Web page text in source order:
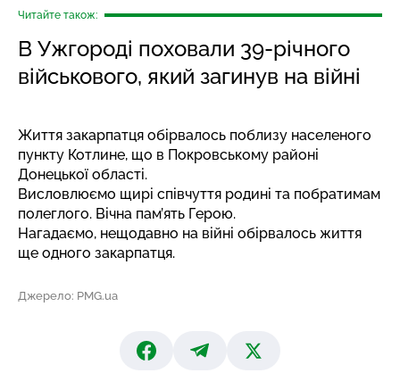
Читайте також:
В Ужгороді поховали 39-річного
військового, який загинув на війні
Життя закарпатця обірвалось поблизу населеного
пункту Котлине, що в Покровському районі
Донецької області.
Висловлюємо щирі співчуття родині та побратимам
полеглого. Вічна пам’ять Герою.
Нагадаємо, нещодавно на війні обірвалось життя
ще одного закарпатця.
Джерело: PMG.ua